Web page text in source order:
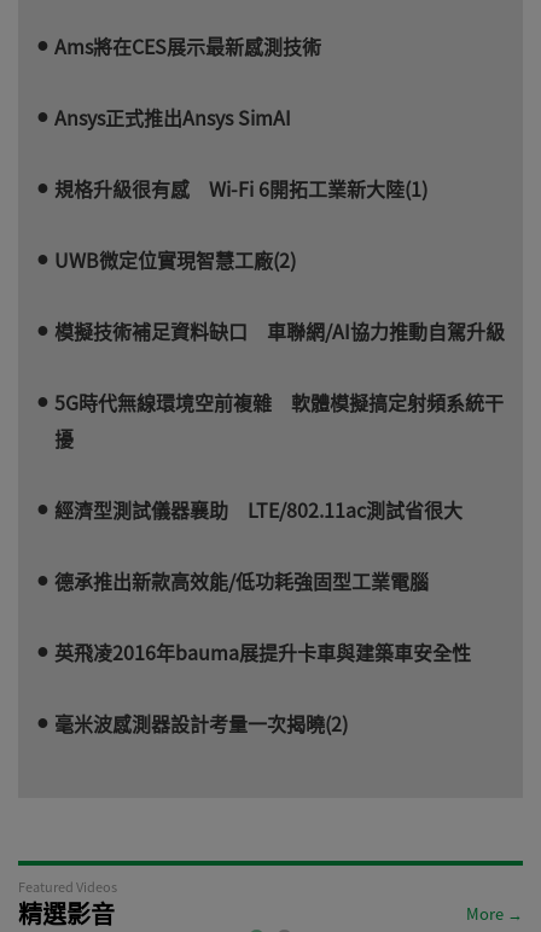
Ams將在CES展示最新感測技術
Ansys正式推出Ansys SimAI
規格升級很有感 Wi-Fi 6開拓工業新大陸(1)
UWB微定位實現智慧工廠(2)
模擬技術補足資料缺口 車聯網/AI協力推動自駕升級
5G時代無線環境空前複雜 軟體模擬搞定射頻系統干
擾
經濟型測試儀器襄助 LTE/802.11ac測試省很大
德承推出新款高效能/低功耗強固型工業電腦
英飛凌2016年bauma展提升卡車與建築車安全性
毫米波感測器設計考量一次揭曉(2)
Featured Videos
精選影音 More →